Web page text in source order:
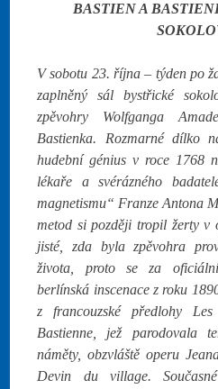
BASTIEN A
V sobotu 23. října – týden po
zaplněný sál bystřické
zpěvohry Wolfganga
Bastienka. Rozmarné dílko
hudební génius v roce 1768
lékaře a svérázného
magnetismu“ Franze Antona
metod si později tropil žerty v
jisté, zda byla zpěvohra
života, proto se za
berlínská inscenace z roku
z francouzské předlohy
Bastienne, jež parodovala
náměty, obzvláště operu
Devin du village.